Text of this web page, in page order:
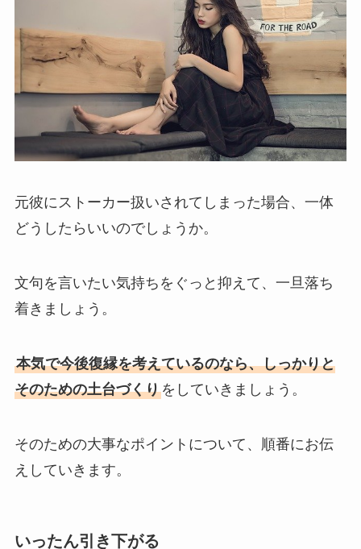
元彼にストーカー扱いされてしまった場合、一体
どうしたらいいのでしょうか。
文句を言いたい気持ちをぐっと抑えて、一旦落ち
着きましょう。
本気で今後復縁を考えているのなら、しっかりと
そのための土台づくりをしていきましょう。
そのための大事なポイントについて、順番にお伝
えしていきます。
いったん引き下がる